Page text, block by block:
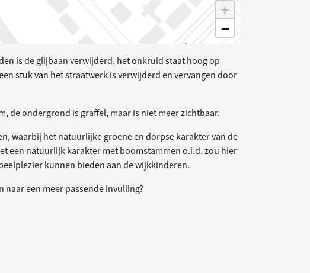
+
−
is de glijbaan verwijderd, het onkruid staat hoog op
stuk van het straatwerk is verwijderd en vervangen door
de ondergrond is graffel, maar is niet meer zichtbaar.
waarbij het natuurlijke groene en dorpse karakter van de
een natuurlijk karakter met boomstammen o.i.d. zou hier
kunnen bieden aan de wijkkinderen.
een meer passende invulling?